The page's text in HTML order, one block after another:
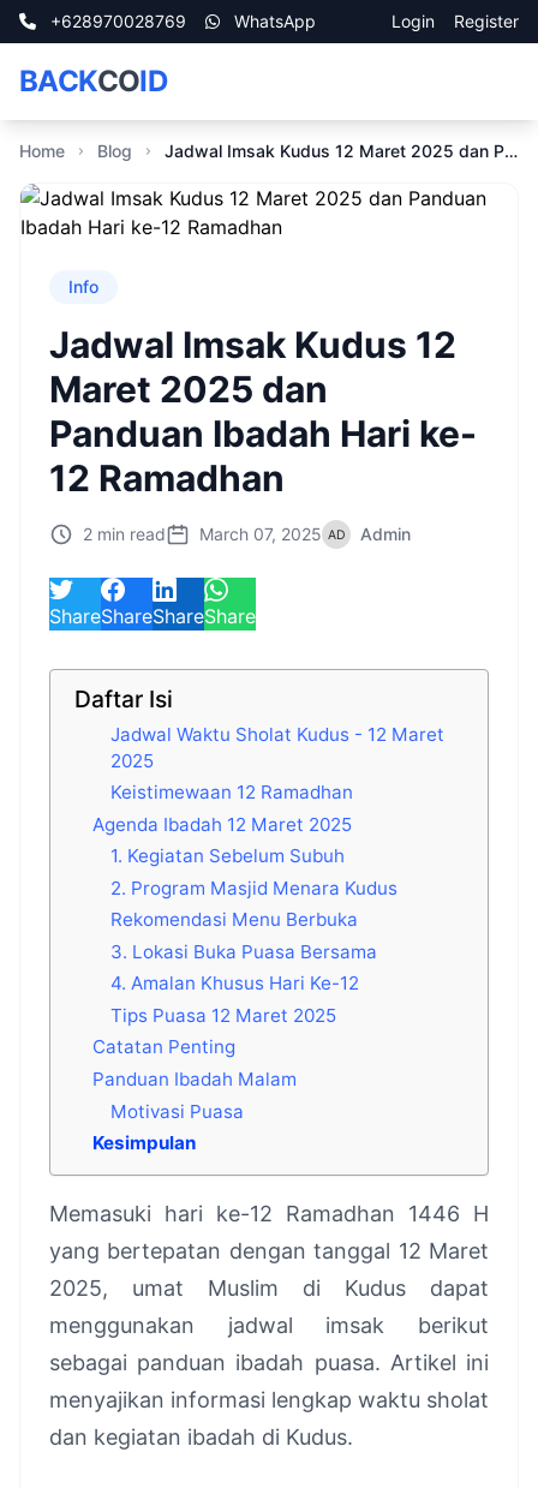
+628970028769 WhatsApp Login Register
BACKCOID
Home Blog Jadwal Imsak Kudus 12 Maret 2025 dan Panduan Ibadah Hari ke-12 Ramadhan
Info
Jadwal Imsak Kudus 12
Maret 2025 dan
Panduan Ibadah Hari ke-
12 Ramadhan
2 min read March 07, 2025 Admin
ShareShareShareShare
Daftar Isi
Jadwal Waktu Sholat Kudus - 12 Maret
2025
Keistimewaan 12 Ramadhan
Agenda Ibadah 12 Maret 2025
1. Kegiatan Sebelum Subuh
2. Program Masjid Menara Kudus
Rekomendasi Menu Berbuka
3. Lokasi Buka Puasa Bersama
4. Amalan Khusus Hari Ke-12
Tips Puasa 12 Maret 2025
Catatan Penting
Panduan Ibadah Malam
Motivasi Puasa
Kesimpulan
Memasuki hari ke-12 Ramadhan 1446 H
yang bertepatan dengan tanggal 12 Maret
2025, umat Muslim di Kudus dapat
menggunakan jadwal imsak berikut
sebagai panduan ibadah puasa. Artikel ini
menyajikan informasi lengkap waktu sholat
dan kegiatan ibadah di Kudus.